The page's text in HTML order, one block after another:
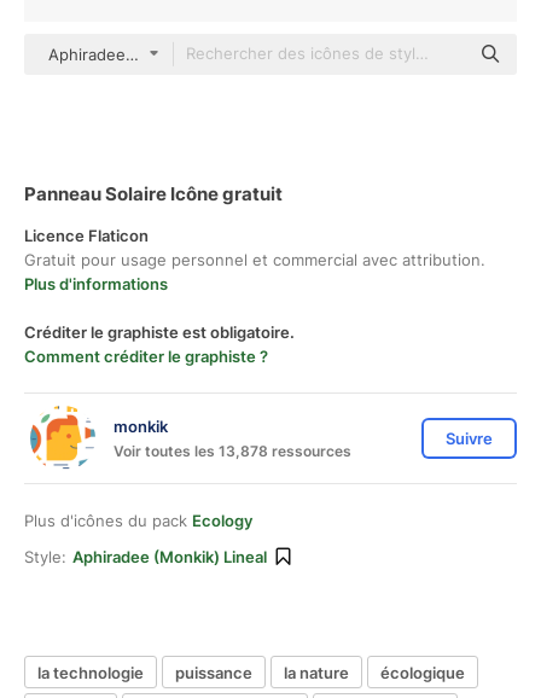
Aphiradee (monkik) Lineal
Panneau Solaire Icône gratuit
Licence Flaticon
Gratuit pour usage personnel et commercial avec attribution.
Plus d'informations
Créditer le graphiste est obligatoire.
Comment créditer le graphiste ?
monkik
Voir toutes les 13,878 ressources
Suivre
Plus d'icônes du pack Ecology
Style: Aphiradee (monkik) Lineal
la technologie puissance la nature
écologique